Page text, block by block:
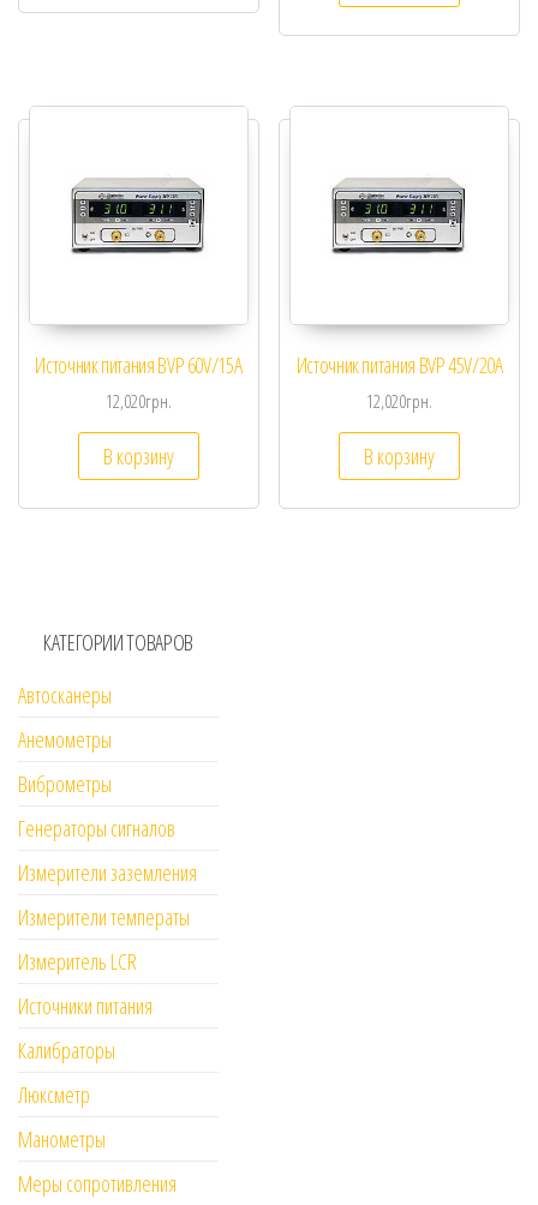
Источник питания BVP 60V/15A
12,020грн.
В корзину
Источник питания BVP 45V/20A
12,020грн.
В корзину
КАТЕГОРИИ ТОВАРОВ
Автосканеры
Анемометры
Виброметры
Генераторы сигналов
Измерители заземления
Измерители температы
Измеритель LCR
Источники питания
Калибраторы
Люксметр
Манометры
Меры сопротивления